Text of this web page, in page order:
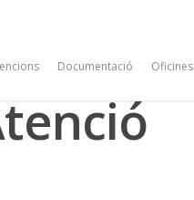
Documentació Oficines